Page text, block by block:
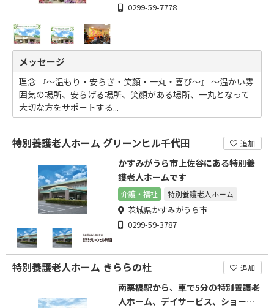
0299-59-7778
メッセージ
理念 『～温もり・安らぎ・笑顔・一丸・喜び～』 ～温かい雰
囲気の場所、安らげる場所、笑顔がある場所、一丸となって
大切な方をサポートする...
特別養護老人ホーム グリーンヒル千代田 追加
かすみがうら市上佐谷にある特別養
護老人ホームです
介護・福祉 特別養護老人ホーム
茨城県かすみがうら市
0299-59-3787
特別養護老人ホーム きららの杜 追加
南栗橋駅から、車で5分の特別養護老
人ホーム、デイサービス、ショート